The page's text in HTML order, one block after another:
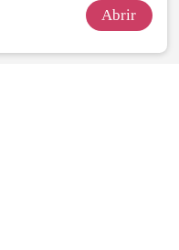
Abrir